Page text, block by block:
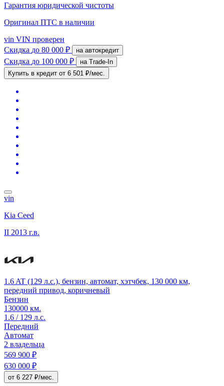
Гарантия юридической чистоты
Оригинал ПТС в наличии
vin VIN проверен
Скидка до 80 000 ₽ на автокредит
Скидка до 100 000 ₽
на Trade-In
Купить в кредит от 6 501 ₽/мес.
vin
Kia Ceed
II 2013 г.в.
1.6 AT (129 л.с.), бензин, автомат, хэтчбек, 130 000 км,
передний привод, коричневый
Бензин
130000 км.
1.6 / 129 л.с.
Передний
Автомат
2 владельца
569 900 ₽
630 000 ₽
от 6 227 ₽/мес.